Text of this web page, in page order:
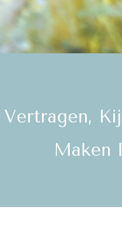
Vertragen,
Maken